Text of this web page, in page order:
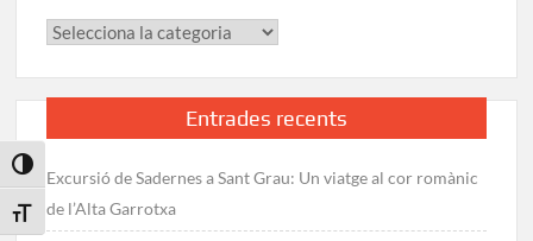
Toggle High Contrast
Toggle Font size
Categories
Entrades recents
Excursió de Sadernes a Sant Grau: Un viatge al cor romànic
de l’Alta Garrotxa